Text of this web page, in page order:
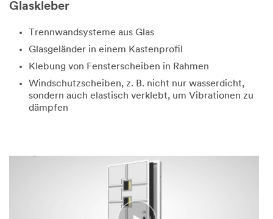
Glaskleber
Trennwandsysteme aus Glas
Glasgeländer in einem Kastenprofil
Klebung von Fensterscheiben in Rahmen
Windschutzscheiben, z. B. nicht nur wasserdicht,
sondern auch elastisch verklebt, um Vibrationen zu
dämpfen